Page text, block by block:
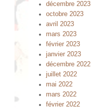
décembre 2023
octobre 2023
avril 2023
mars 2023
février 2023
janvier 2023
décembre 2022
juillet 2022
mai 2022
mars 2022
février 2022